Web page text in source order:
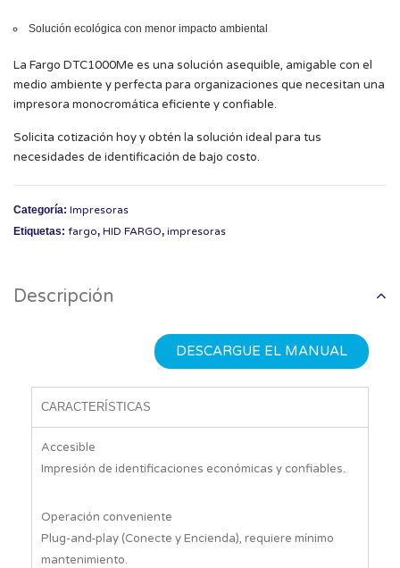
Solución ecológica con menor impacto ambiental
La Fargo DTC1000Me es una solución asequible, amigable con el
medio ambiente y perfecta para organizaciones que necesitan una
impresora monocromática eficiente y confiable.
Solicita cotización hoy y obtén la solución ideal para tus
necesidades de identificación de bajo costo.
Categoría: Impresoras
Etiquetas: fargo, HID FARGO, impresoras
Descripción
DESCARGUE EL MANUAL
CARACTERÍSTICAS
Accesible
Impresión de identificaciones económicas y confiables.
Operación conveniente
Plug-and-play (Conecte y Encienda), requiere mínimo
mantenimiento.